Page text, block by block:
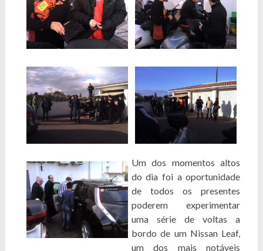
Um dos momentos altos
do dia foi a oportunidade
de todos os presentes
poderem experimentar
uma série de voltas a
bordo de um Nissan Leaf,
um dos mais notáveis